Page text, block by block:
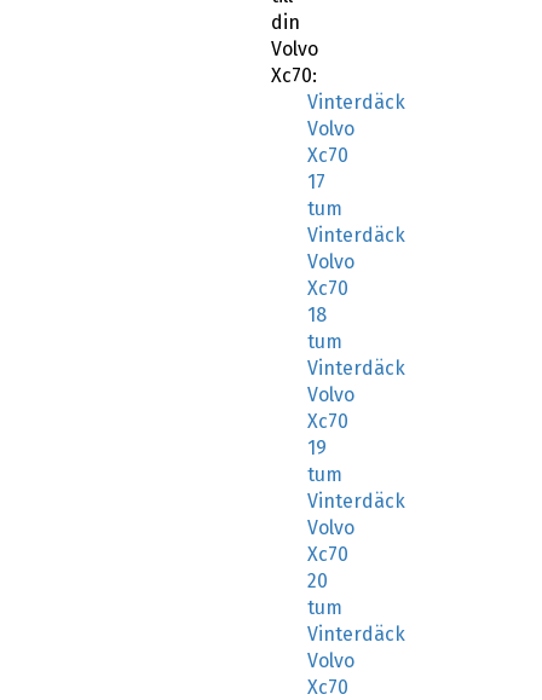
din
Volvo
Xc70:
Vinterdäck
Volvo
Xc70
17
tum
Vinterdäck
Volvo
Xc70
18
tum
Vinterdäck
Volvo
Xc70
19
tum
Vinterdäck
Volvo
Xc70
20
tum
Vinterdäck
Volvo
Xc70